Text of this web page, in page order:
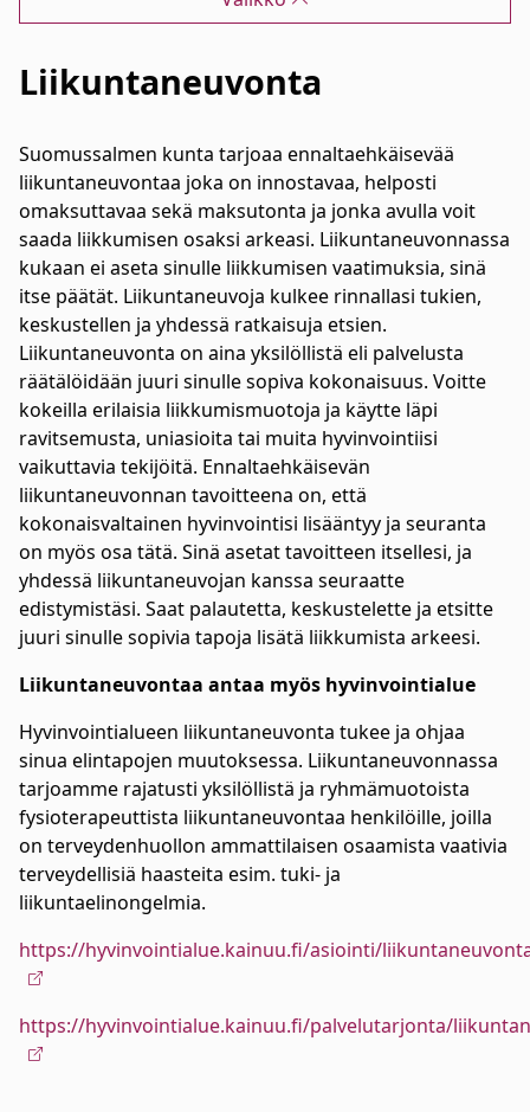
Liikuntaneuvonta
Suomussalmen kunta tarjoaa ennaltaehkäisevää
liikuntaneuvontaa joka on innostavaa, helposti
omaksuttavaa sekä maksutonta ja jonka avulla voit
saada liikkumisen osaksi arkeasi. Liikuntaneuvonnassa
kukaan ei aseta sinulle liikkumisen vaatimuksia, sinä
itse päätät. Liikuntaneuvoja kulkee rinnallasi tukien,
keskustellen ja yhdessä ratkaisuja etsien.
Liikuntaneuvonta on aina yksilöllistä eli palvelusta
räätälöidään juuri sinulle sopiva kokonaisuus. Voitte
kokeilla erilaisia liikkumismuotoja ja käytte läpi
ravitsemusta, uniasioita tai muita hyvinvointiisi
vaikuttavia tekijöitä. Ennaltaehkäisevän
liikuntaneuvonnan tavoitteena on, että
kokonaisvaltainen hyvinvointisi lisääntyy ja seuranta
on myös osa tätä. Sinä asetat tavoitteen itsellesi, ja
yhdessä liikuntaneuvojan kanssa seuraatte
edistymistäsi. Saat palautetta, keskustelette ja etsitte
juuri sinulle sopivia tapoja lisätä liikkumista arkeesi.
Liikuntaneuvontaa antaa myös hyvinvointialue
Hyvinvointialueen liikuntaneuvonta tukee ja ohjaa
sinua elintapojen muutoksessa. Liikuntaneuvonnassa
tarjoamme rajatusti yksilöllistä ja ryhmämuotoista
fysioterapeuttista liikuntaneuvontaa henkilöille, joilla
on terveydenhuollon ammattilaisen osaamista vaativia
terveydellisiä haasteita esim. tuki- ja
liikuntaelinongelmia.
https://hyvinvointialue.kainuu.fi/asiointi/
https://hyvinvointialue.kainuu.fi/palvelutarjonta/